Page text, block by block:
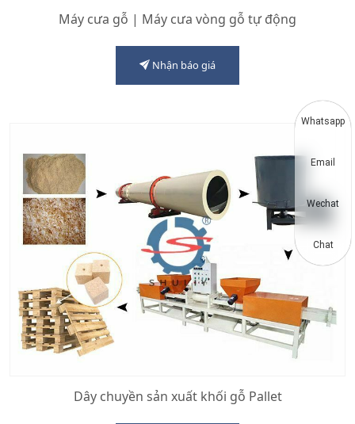
Máy cưa gỗ | Máy cưa vòng gỗ tự động
Nhận báo giá
Dây chuyền sản xuất khối gỗ Pallet
Whatsapp
Email
Wechat
Chat